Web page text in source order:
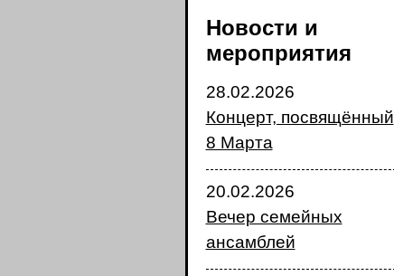
Новости и
мероприятия
28.02.2026
Концерт, посвящённый
8 Марта
20.02.2026
Вечер семейных
ансамблей